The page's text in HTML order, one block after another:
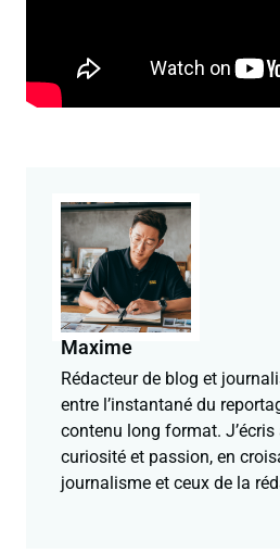
Maxime
Rédacteur de blog et
entre l’instantané du
contenu long format. J’écris
curiosité et passion, en
journalisme et ceux de la